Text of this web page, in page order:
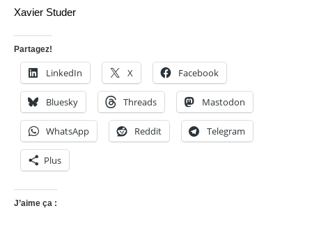
Xavier Studer
Partagez!
LinkedIn X Facebook
Bluesky Threads Mastodon
WhatsApp Reddit Telegram
Plus
J’aime ça :